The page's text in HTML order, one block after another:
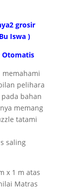
grosir
Iswa )
Otomatis
pelihara
bahan
memang
tatami
saling
x 1 m atas
Matras